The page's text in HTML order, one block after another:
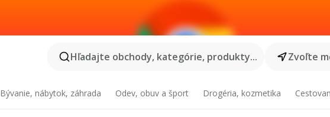
Hľadajte obchody, kategórie, produkty...
Zvoľte
Bývanie, nábytok, záhrada Odev, obuv a šport Drogéria, kozmetika